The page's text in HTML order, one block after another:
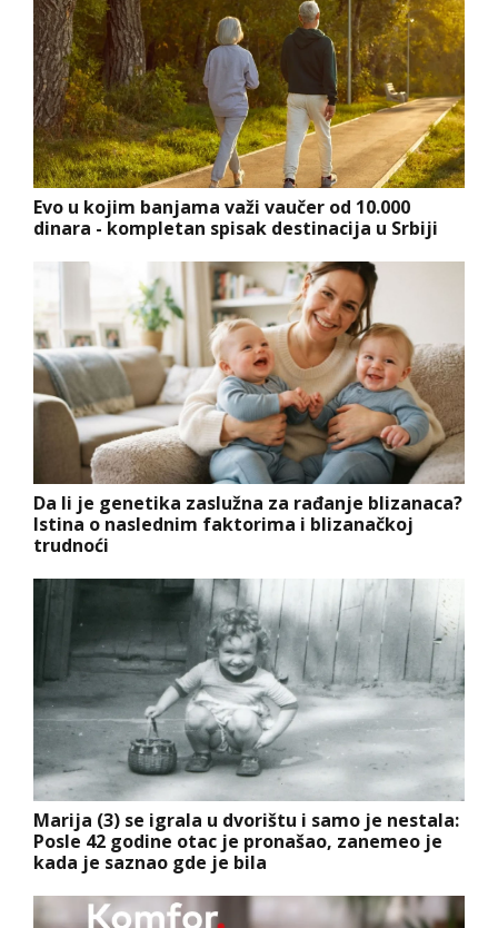
Evo u kojim banjama važi vaučer od 10.000
dinara - kompletan spisak destinacija u Srbiji
Da li je genetika zaslužna za rađanje blizanaca?
Istina o naslednim faktorima i blizanačkoj
trudnoći
Marija (3) se igrala u dvorištu i samo je nestala:
Posle 42 godine otac je pronašao, zanemeo je
kada je saznao gde je bila